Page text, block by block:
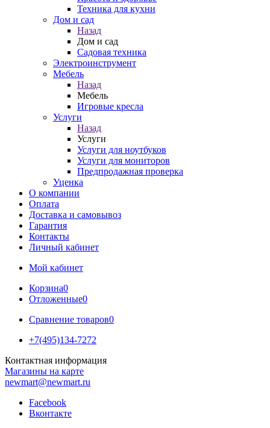
Техника для кухни
Дом и сад
Назад
Дом и сад
Садовая техника
Электроинструмент
Мебель
Назад
Мебель
Игровые кресла
Услуги
Назад
Услуги
Услуги для ноутбуков
Услуги для мониторов
Предпродажная проверка
Уценка
О компании
Оплата
Доставка и самовывоз
Гарантия
Контакты
Личный кабинет
Мой кабинет
Корзина0
Отложенные0
Сравнение товаров0
+7(495)134-7272
Контактная информация
Магазины на карте
newmart@newmart.ru
Facebook
Вконтакте